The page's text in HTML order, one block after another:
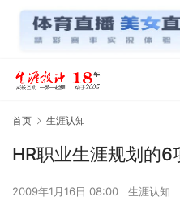
首页 生涯认知
HR职业生涯规划的6
2009年1月16日 08:00 生涯认知